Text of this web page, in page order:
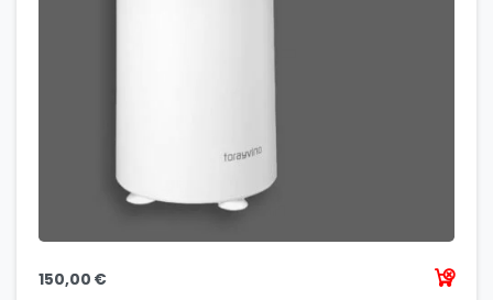
150,00 €